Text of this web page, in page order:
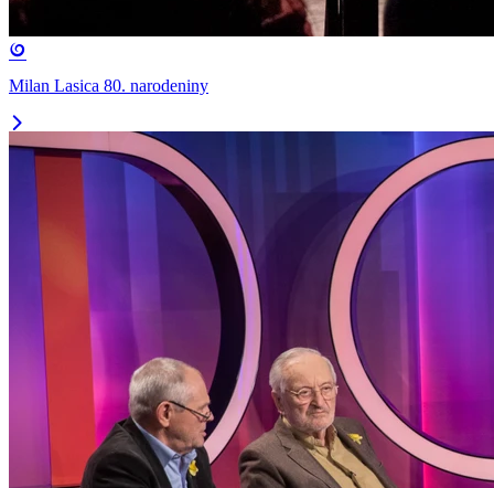
Milan Lasica 80. narodeniny